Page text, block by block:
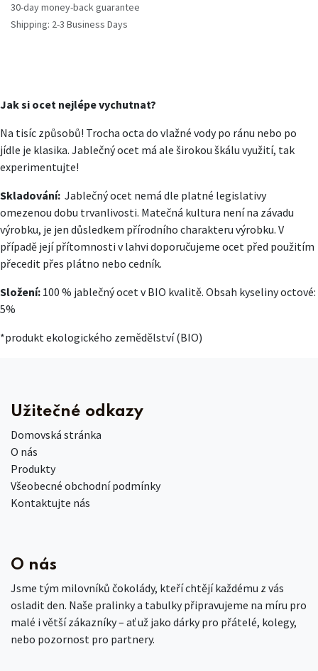
30-day money-back guarantee
Shipping: 2-3 Business Days
Jak si ocet nejlépe vychutnat?
Na tisíc způsobů! Trocha octa do vlažné vody po ránu nebo po
jídle je klasika. Jablečný ocet má ale širokou škálu využití, tak
experimentujte!
Skladování: Jablečný ocet nemá dle platné legislativy
omezenou dobu trvanlivosti. Matečná kultura není na závadu
výrobku, je jen důsledkem přírodního charakteru výrobku. V
případě její přítomnosti v lahvi doporučujeme ocet před použitím
přecedit přes plátno nebo cedník.
Složení: 100 % jablečný ocet v BIO kvalitě. Obsah kyseliny octové:
5%
*produkt ekologického zemědělství (BIO)
Užitečné odkazy
Domovská stránka
O nás
Produkty
Všeobecné obchodní podmínky
Kontaktujte nás
O nás
Jsme tým milovníků čokolády, kteří chtějí každému z vás
osladit den. Naše pralinky a tabulky připravujeme na míru pro
malé i větší zákazníky – ať už jako dárky pro přátelé, kolegy,
nebo pozornost pro partnery.